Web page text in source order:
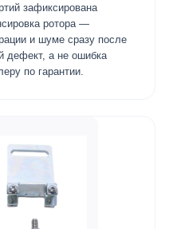
зафиксирована
ротора —
и шуме сразу после
дефект, а не ошибка
по гарантии.